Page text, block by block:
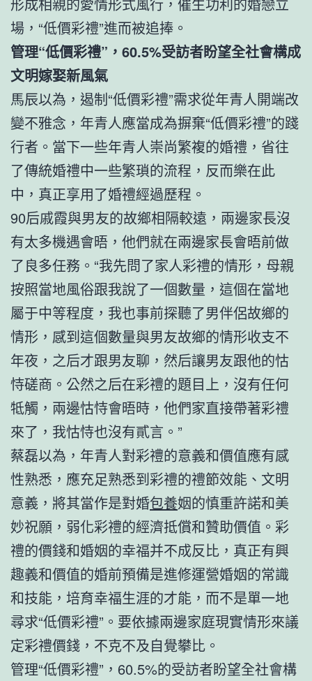
場，“低價彩禮”進而被追捧。
管理“低價彩禮”，60.5%受訪者盼望全社會構成
文明嫁娶新風氣
馬辰以為，遏制“低價彩禮”需求從年青人開端改
變不雅念，年青人應當成為摒棄“低價彩禮”的踐
行者。當下一些年青人崇尚繁複的婚禮，省往
了傳統婚禮中一些繁瑣的流程，反而樂在此
中，真正享用了婚禮經過歷程。
90后戚霞與男友的故鄉相隔較遠，兩邊家長沒
有太多機遇會晤，他們就在兩邊家長會晤前做
了良多任務。“我先問了家人彩禮的情形，母親
按照當地風俗跟我說了一個數量，這個在當地
屬于中等程度，我也事前探聽了男伴侶故鄉的
情形，感到這個數量與男友故鄉的情形收支不
年夜，之后才跟男友聊，然后讓男友跟他的怙
恃磋商。公然之后在彩禮的題目上，沒有任何
牴觸，兩邊怙恃會晤時，他們家直接帶著彩禮
來了，我怙恃也沒有貳言。”
蔡磊以為，年青人對彩禮的意義和價值應有感
性熟悉，應充足熟悉到彩禮的禮節效能、文明
意義，將其當作是對婚包養姻的慎重許諾和美
妙祝願，弱化彩禮的經濟抵償和贊助價值。彩
禮的價錢和婚姻的幸福并不成反比，真正有興
趣義和價值的婚前預備是進修運營婚姻的常識
和技能，培育幸福生涯的才能，而不是單一地
尋求“低價彩禮”。要依據兩邊家庭現實情形來議
定彩禮價錢，不克不及自覺攀比。
管理“低價彩禮”，60.5%的受訪者盼望全社會構